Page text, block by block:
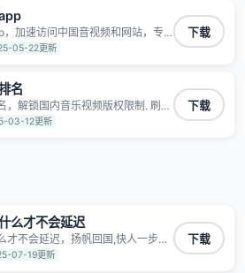
加速访问中国音视频和网站，专
加速访问优酷、bilibili、腾讯视频、
游戏，例如原神、阴阳师、和平精
、sky光·遇、另一个伊甸园等国
器致力于帮助海外华人和留学生、
最好的回国游戏和音乐视频加速服
澳台地区流畅加速国服游戏和音视
限制，带你穿梭加速回国。目前已
整体好评95%以上，一对一在线客
05-22更新
下载
名
，解锁国内音乐视频版权限制. 刷剧
降低国服游戏延迟. 提升国内主流
速黑科技 · 海量边缘. 动态多线. 智
03-12更新
下载
么才不会延迟
才不会延迟，扬帆回国,快人一步
用的音乐视频回国加速器 Android
VIP 支持多种加速场景 了解更多
07-19更新
下载